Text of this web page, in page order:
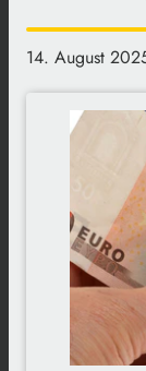
14. August